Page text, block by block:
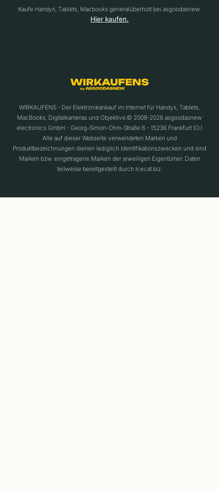
Kaufe Handys, Tablets, Macbooks generalüberholt bei asgoodasnew.
Hier kaufen.
WIRKAUFENS - Der Elektronikankauf im Internet für Handys, Tablets,
MacBooks, Digitalkameras und Objektive.© 2008-2026 asgoodasnew
electronics GmbH - Georg-Simon-Ohm-Straße 6 - 15236 Frankfurt (O.)
Alle auf dieser Webseite verwendeten Marken und
Produktbezeichnungen dienen lediglich Identifikationszwecken und sind
Marken bzw. eingetragene Marken der jeweiligen Eigentümer. Daten
teilweise bereitgestellt durch Icecat.biz.